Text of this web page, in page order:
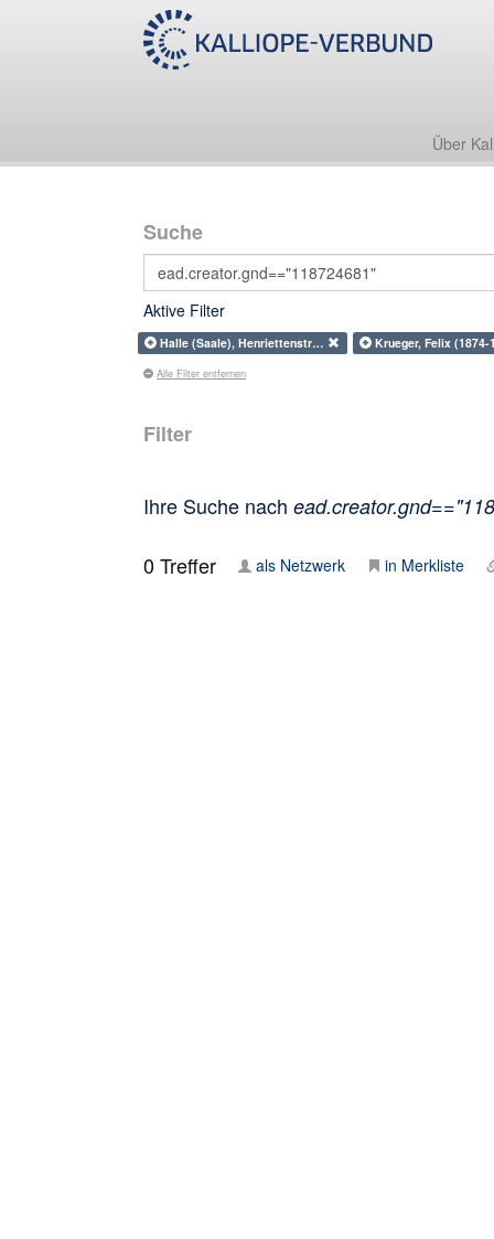
Über
Suche
Aktive Filter
Halle (Saale), Henriettenstr… Krueger, Felix
Alle Filter entfernen
Filter
Ihre Suche nach
0Treffer als Netzwerk in Merkliste